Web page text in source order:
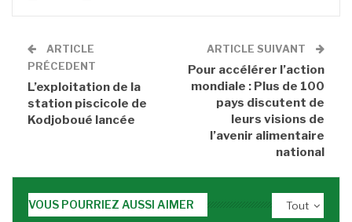
ARTICLE
PRÉCEDENT
L’exploitation de la
station piscicole de
Kodjoboué lancée
ARTICLE SUIVANT
Pour accélérer l’action
mondiale : Plus de 100
pays discutent de
leurs visions de
l’avenir alimentaire
national
Tout
VOUS POURRIEZ AUSSI AIMER